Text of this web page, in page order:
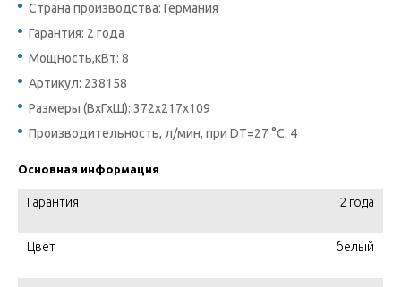
Страна производства: Германия
Гарантия: 2 года
Мощность,кВт: 8
Артикул: 238158
Размеры (ВхГхШ): 372х217х109
Производительность, л/мин, при DТ=27 °C: 4
Основная информация
Гарантия 2 года
Цвет белый